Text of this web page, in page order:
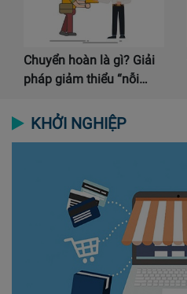
Chuyển hoàn là gì? Giải
pháp giảm thiểu “nỗi…
KHỞI NGHIỆP